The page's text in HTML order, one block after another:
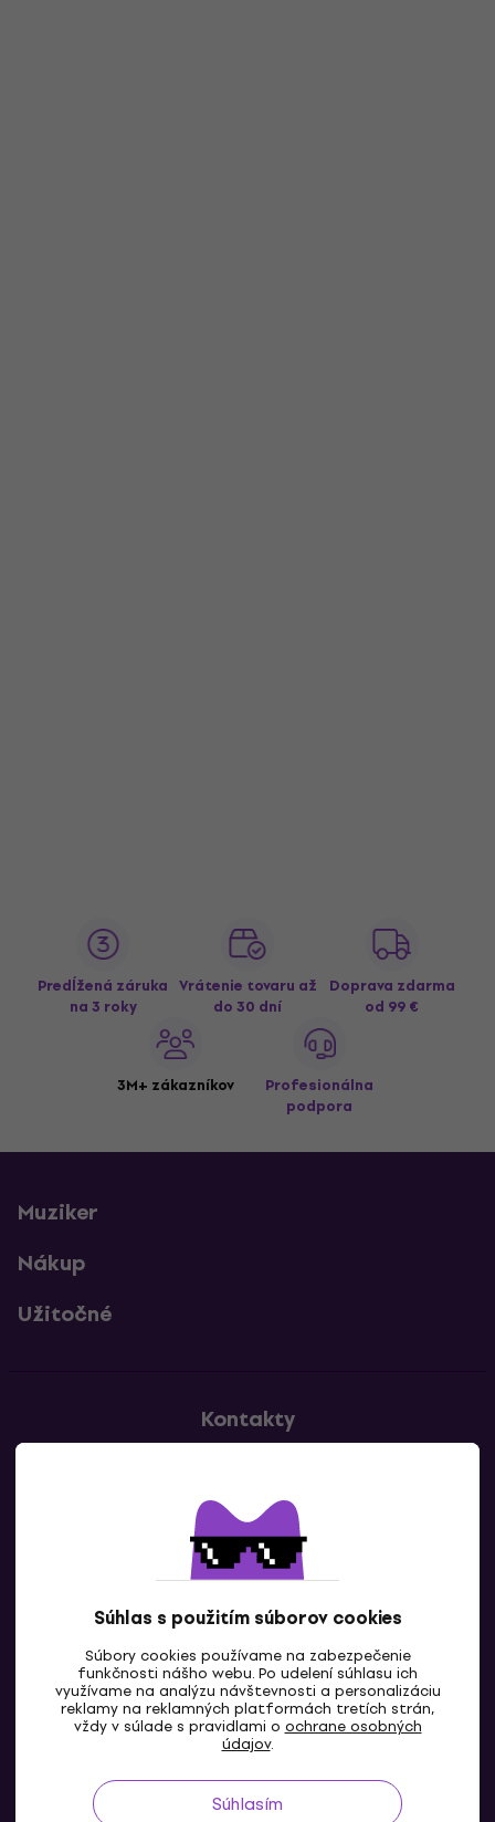
Súhlas s použitím súborov cookies
Súbory cookies používame na zabezpečenie
funkčnosti nášho webu. Po udelení súhlasu ich
využívame na analýzu návštevnosti a personalizáciu
reklamy na reklamných platformách tretích strán,
vždy v súlade s pravidlami o ochrane osobných
údajov.
Súhlasím
Predĺžená záruka
na 3 roky
Vrátenie tovaru až
do 30 dní
Doprava zdarma
od 99 €
3M+ zákazníkov
Profesionálna
podpora
Muziker
Nákup
Užitočné
Kontakty
SK